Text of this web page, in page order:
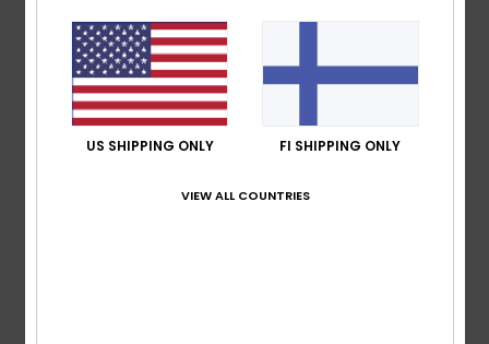
Just what I was looking for
Comfort: 5/5 Value for money
Material: 5/5 Color: 5/5
I recommend this product
5
US SHIPPING ONLY FI SHIPPING ONLY
VIEW ALL COUNTRIES